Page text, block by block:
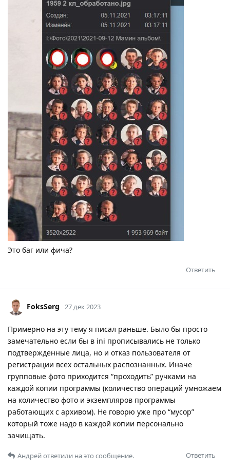
Это баг или фича?
Ответить
FoksSerg 27 дек 2023
Примерно на эту тему я писал раньше. Было бы просто
замечательно если бы в ini прописывались не только
подтвержденные лица, но и отказ пользователя от
регистрации всех остальных распознанных. Иначе
групповые фото приходится “проходить” ручками на
каждой копии программы (количество операций умножаем
на количество фото и экземпляров программы
работающих с архивом). Не говорю уже про “мусор”
который тоже надо в каждой копии персонально
зачищать.
Ответить
Андрейответили на это сообщение.